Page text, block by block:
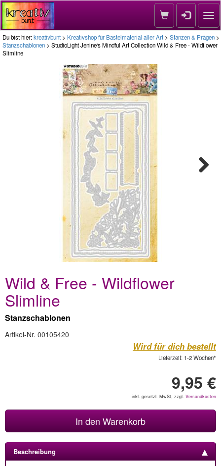
Du bist hier:kreativbunt > Kreativshop für Bastelmaterial aller Art > Stanzen & Prägen >
Stanzschablonen > StudioLight Jenine's Mindful Art Collection Wild & Free - Wildflower
Slimline
Wild & Free - Wildflower
Slimline
Stanzschablonen
Artikel-Nr. 00105420
Wird für dich bestellt
Lieferzeit: 1-2 Wochen*
9,95 €
inkl. gesetzl. MwSt, zzgl. Versandkosten
In den Warenkorb
Beschreibung